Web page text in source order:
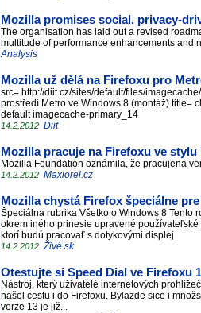
Mozilla promises social, privacy-
The organisation has laid out a revised
multitude of performance enhancements and
Analysis
Mozilla už dělá na Firefoxu pro
src= http://diit.cz/sites/default/files/
prostředí Metro ve Windows 8 (montáž) title=
default imagecache-primary_14
14.2.2012 Diit
Mozilla pracuje na Firefoxu ve stylu
Mozilla Foundation oznámila, že pracujena
14.2.2012 Maxiorel.cz
Mozilla chystá Firefox špeciálne
Špeciálna rubrika Všetko o Windows 8 Tento
okrem iného prinesie upravené
ktorí budú pracovať s dotykovými displej
14.2.2012 Živé.sk
Otestujte si Speed Dial ve Firefoxu
Nástroj, který uživatelé internetových
našel cestu i do Firefoxu. Bylazde sice i
verze 13 je již...